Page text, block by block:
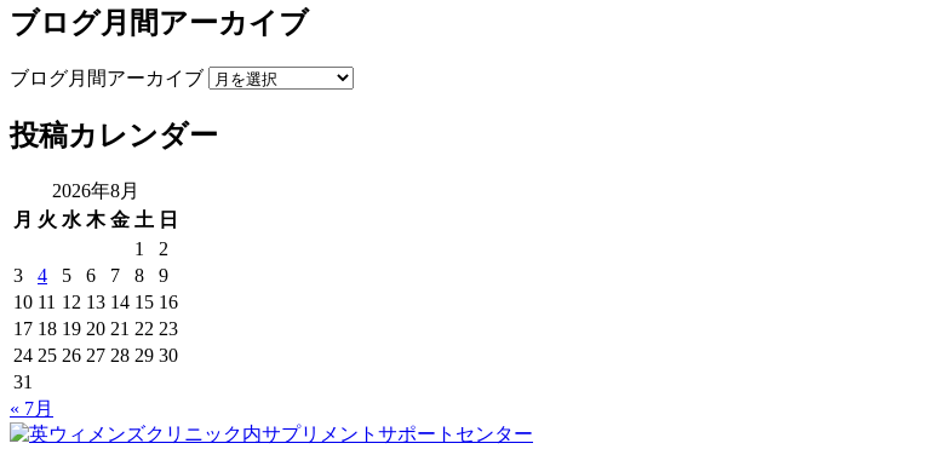
ブログ月間アーカイブ
ブログ月間アーカイブ
投稿カレンダー
2026年8月
月 火 水 木 金 土 日
1
2
3
4 5 6 7 8
9
10 11 12 13 14 15 16
17 18 19 20 21 22 23
24 25 26 27 28 29 30
31
« 7月